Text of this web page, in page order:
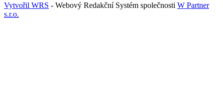
Vytvořil WRS - Webový Redakční Systém společnosti W Partner
s.r.o.